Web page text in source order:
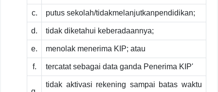
c. putus sekolah/tidakmelanjutkanpendidikan;
d. tidak diketahui keberadaannya;
e. menolak menerima KIP; atau
f. tercatat sebagai data ganda Penerima KIP'
tidak aktivasi rekening sampai batas waktu